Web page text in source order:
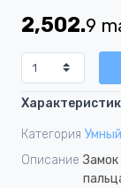
2,502.9
Категория
Описание